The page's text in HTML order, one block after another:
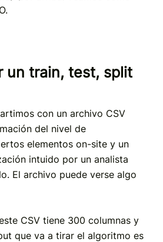
un train, test, split
con un archivo CSV
del nivel de
elementos on-site y un
intuido por un analista
El archivo puede verse algo
CSV tiene 300 columnas y
que va a tirar el algoritmo es